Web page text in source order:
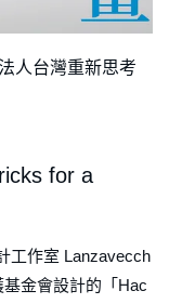
人台灣重新思考
for a
工作室 Lanzavecch
金會設計的「Hac